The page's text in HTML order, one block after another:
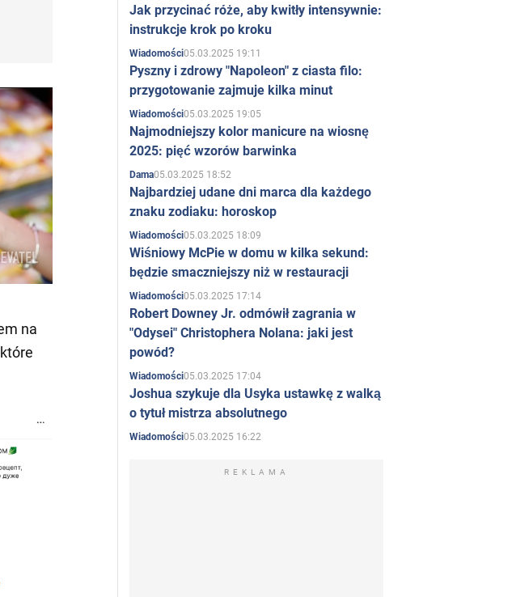
na
Jak przycinać róże, aby kwitły intensywnie:
instrukcje krok po kroku
Wiadomości05.03.2025 19:11
Pyszny i zdrowy "Napoleon" z ciasta filo:
przygotowanie zajmuje kilka minut
Wiadomości05.03.2025 19:05
Najmodniejszy kolor manicure na wiosnę
2025: pięć wzorów barwinka
Dama05.03.2025 18:52
Najbardziej udane dni marca dla każdego
znaku zodiaku: horoskop
Wiadomości05.03.2025 18:09
Wiśniowy McPie w domu w kilka sekund:
będzie smaczniejszy niż w restauracji
Wiadomości05.03.2025 17:14
Robert Downey Jr. odmówił zagrania w
"Odysei" Christophera Nolana: jaki jest
powód?
Wiadomości05.03.2025 17:04
Joshua szykuje dla Usyka ustawkę z walką
o tytuł mistrza absolutnego
Wiadomości05.03.2025 16:22
REKLAMA